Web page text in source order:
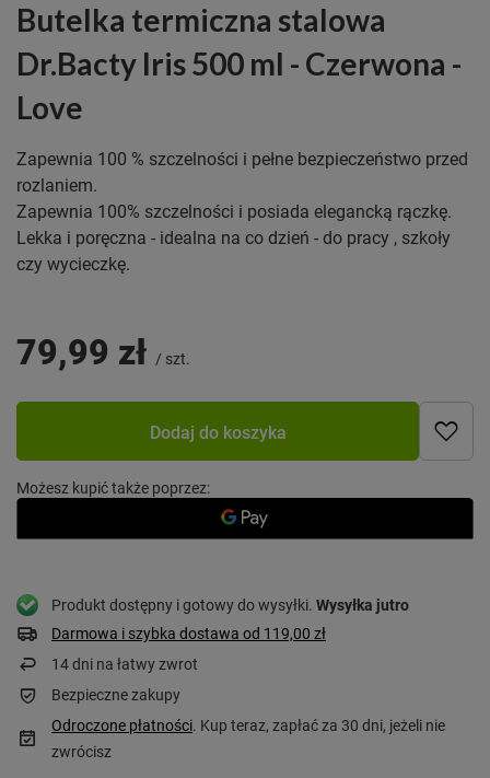
Butelka termiczna stalowa
Dr.Bacty Iris 500 ml - Czerwona -
Love
Zapewnia 100 % szczelności i pełne bezpieczeństwo przed
rozlaniem.
Zapewnia 100% szczelności i posiada elegancką rączkę.
Lekka i poręczna - idealna na co dzień - do pracy , szkoły
czy wycieczkę.
79,99 zł / szt.
Dodaj do koszyka
Możesz kupić także poprzez:
Produkt dostępny i gotowy do wysyłki Wysyłka jutro
Darmowa i szybka dostawa od 119,00 zł
14dni na łatwy zwrot
Bezpieczne zakupy
Odroczone płatności. Kup teraz, zapłać za 30 dni, jeżeli nie
zwrócisz